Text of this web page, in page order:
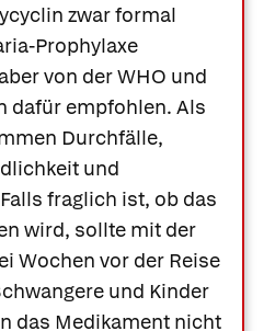
zwar formal
Prophylaxe
von der WHO und
dafür empfohlen. Als
Durchfälle,
und
fraglich ist, ob das
wird, sollte mit der
Wochen vor der Reise
und Kinder
das Medikament nicht